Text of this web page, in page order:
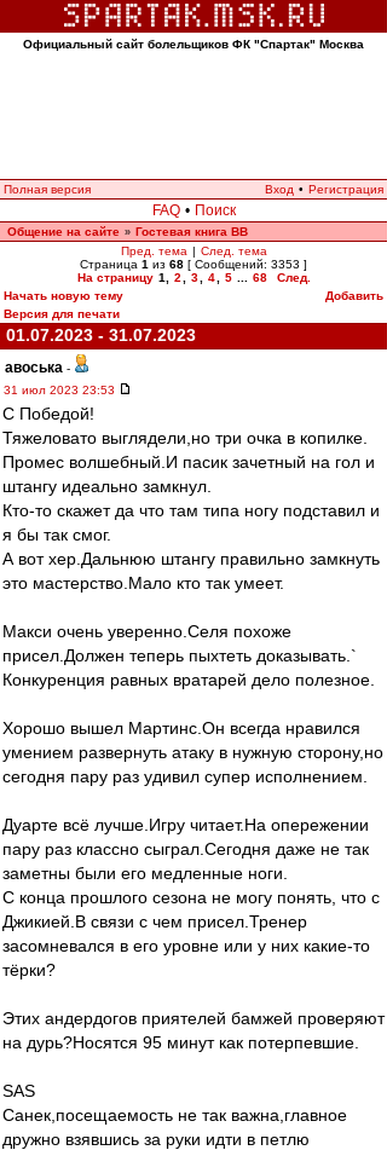
Официальный сайт болельщиков ФК "Спартак" Москва
Полная версия Вход • Регистрация
FAQ • Поиск
Общение на сайте » Гостевая книга ВВ
Пред. тема | След. тема
Страница 1 из 68 [ Сообщений: 3353 ]
На страницу 1 2 3 4 5 68
След.
Начать новую тему
Добавить
Версия для печати
01.07.2023 - 31.07.2023
авоська -
31 июл 2023 23:53
С Победой!
Тяжеловато выглядели,но три очка в копилке.
Промес волшебный.И пасик зачетный на гол и
штангу идеально замкнул.
Кто-то скажет да что там типа ногу подставил и
я бы так смог.
А вот хер.Дальнюю штангу правильно замкнуть
это мастерство.Мало кто так умеет.
Макси очень уверенно.Селя похоже
присел.Должен теперь пыхтеть доказывать.`
Конкуренция равных вратарей дело полезное.
Хорошо вышел Мартинс.Он всегда нравился
умением развернуть атаку в нужную сторону,но
сегодня пару раз удивил супер исполнением.
Дуарте всё лучше.Игру читает.На опережении
пару раз классно сыграл.Сегодня даже не так
заметны были его медленные ноги.
С конца прошлого сезона не могу понять, что с
Джикией.В связи с чем присел.Тренер
засомневался в его уровне или у них какие-то
тёрки?
Этих андердогов приятелей бамжей проверяют
на дурь?Носятся 95 минут как потерпевшие.
SAS
Санек,посещаемость не так важна,главное
дружно взявшись за руки идти в петлю